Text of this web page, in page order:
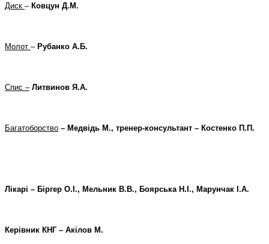
Диск – Ковцун Д.М.
Молот – Рубанко А.Б.
Спис – Литвинов Я.А.
Багатоборство – Медвідь М., тренер-консультант – Костенко П.П.
Лікарі – Біргер О.І., Мельник В.В., Боярська Н.І., Марунчак І.А.
Керівник КНГ – Акілов М.